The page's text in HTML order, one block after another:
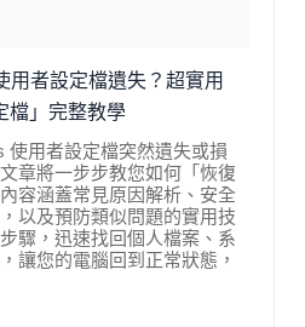
用者設定檔遺失？超實用
檔」完整教學
使用者設定檔突然遺失或損
章將一步步教您如何「恢復
容涵蓋常見原因解析、安全
以及預防類似問題的實用技
驟，迅速找回個人檔案、系
讓您的電腦回到正常狀態，